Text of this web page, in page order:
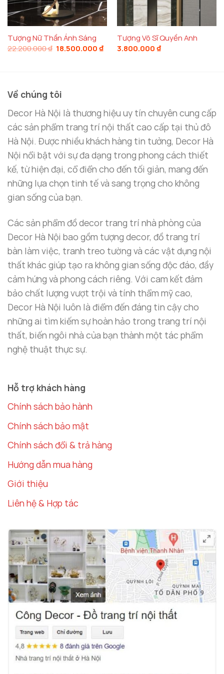
tượng
của tượng phù hợp với nhiều không gian nội
thất, từ cổ điển đến hiện đại.
Ý Nghĩa Và Giá Trị Nghệ Thuật Của Tượng
Hình ảnh các vận động viên thể dục không chỉ thể
bằng, tập trung và ý chí vượt qua thử thách.Tượng
Vận Động Viên Thể Dục Thiết Kế Lạmang thông
điệp về sự kiên trì và nỗ lực, giúp tạo cảm hứng cho
không gian sống và làm việc của bạn.
Nghệ Thuật Trong Sự Đơn Giản
Tượng mang đậm phong cách
tối giản , tập trung vào hình dáng và động tác, loại
bỏ những chi tiết không cần thiết. Đây là món đồ lý
tưởng cho những ai yêu thích sự thanh lịch và tinh
tế trong không gian sống.
Tượng vận động viên thể dục hot hit
Ứng Dụng Của Tượng Vận Động Viên Thể
Dục Trong Trang Trí Nội Thất
Phòng Khách – Tâm Điểm Nghệ Thuật
Phòng khách là không gian quan trọng nhất trong
mỗi ngôi nhà, nơi thể hiện cá tính và phong cách
của gia chủ.Tượng Vận Động Viên Thể Dục Thiết
Kế Lạlà lựa chọn hoàn hảo để tạo nên một điểm
nhấn nghệ thuật, mang lại sự độc đáo và hiện đại
cho không gian.
Tượng Nữ Thần Ánh Sáng
22.200.000₫ Giá
gốc
18.500.000₫Giá
hiện
Tượng Võ Sĩ Quyền Anh
3.800.000 ₫
Về chúng tôi
Decor Hà Nội là thương hiệu uy tín chuyên cung cấp
các sản phẩm trang trí nội thất cao cấp tại thủ đô
Hà Nội. Được nhiều khách hàng tin tưởng, Decor Hà
Nội nổi bật với sự đa dạng trong phong cách thiết
kế, từ hiện đại, cổ điển cho đến tối giản, mang đến
những lựa chọn tinh tế và sang trọng cho không
gian sống của bạn.
Các sản phẩm đồ decor trang trí nhà phòng của
Decor Hà Nội bao gồm tượng decor, đồ trang trí
bàn làm việc, tranh treo tường và các vật dụng nội
thất khác giúp tạo ra không gian sống độc đáo, đầy
cảm hứng và phong cách riêng. Với cam kết đảm
bảo chất lượng vượt trội và tính thẩm mỹ cao,
Decor Hà Nội luôn là điểm đến đáng tin cậy cho
những ai tìm kiếm sự hoàn hảo trong trang trí nội
thất, biến ngôi nhà của bạn thành một tác phẩm
nghệ thuật thực sự.
Hỗ trợ khách hàng
Chính sách bảo hành
Chính sách bảo mật
Chính sách đổi & trả hàng
Hướng dẫn mua hàng
Giới thiệu
Liên hệ & Hợp tác